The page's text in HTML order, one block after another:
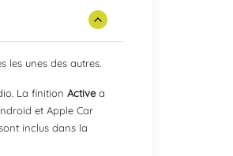
les unes des autres.
La finitionActivea
et Apple Car
inclus dans la